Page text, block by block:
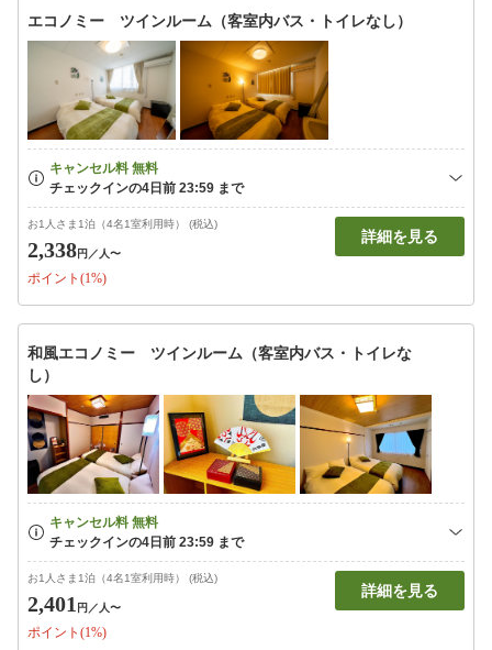
エコノミー ツインルーム（客室内バス・トイレなし）
お1人さま1泊（4名1室利用時） (税込)
2,338円 ／人〜
ポイント(1%)
詳細を見る
和風エコノミー ツインルーム（客室内バス・トイレな
し）
お1人さま1泊（4名1室利用時） (税込)
2,401 円 ／人〜
ポイント(1%)
詳細を見る